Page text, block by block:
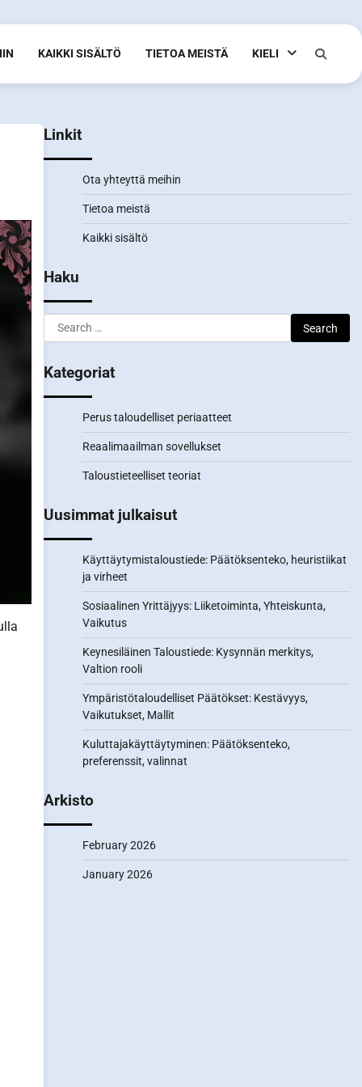
KAIKKI SISÄLTÖ TIETOA MEISTÄ KIELI
Linkit
Ota yhteyttä meihin
Tietoa meistä
Kaikki sisältö
Haku
Search
for:
Kategoriat
Perus taloudelliset periaatteet
Reaalimaailman sovellukset
Taloustieteelliset teoriat
Uusimmat julkaisut
Käyttäytymistaloustiede: Päätöksenteko, heuristiikat
ja virheet
Sosiaalinen Yrittäjyys: Liiketoiminta, Yhteiskunta,
Vaikutus
Keynesiläinen Taloustiede: Kysynnän merkitys,
Valtion rooli
Ympäristötaloudelliset Päätökset: Kestävyys,
Vaikutukset, Mallit
Kuluttajakäyttäytyminen: Päätöksenteko,
preferenssit, valinnat
Arkisto
February 2026
January 2026